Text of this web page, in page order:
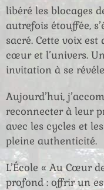
libéré les blocages
autrefois étouffée,
sacré. Cette voix
cœur et l’univers.
invitation à se
Aujourd’hui,
reconnecter à leur
avec les cycles et
pleine authenticité.
L’École « Au Cœur
profond : offrir un